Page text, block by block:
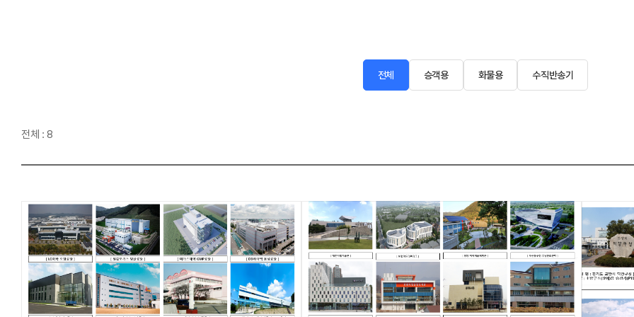
전체 승객용 화물용 수직반송기
전체 : 8